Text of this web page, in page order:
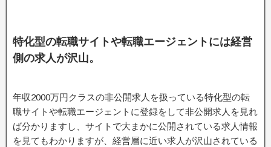
特化型の転職サイトや転職エージェントには経営
側の求人が沢山。
年収2000万円クラスの非公開求人を扱っている特化型の転
職サイトや転職エージェントに登録をして非公開求人を見れ
ば分かりますし、サイトで大まかに公開されている求人情報
を見てもわかりますが、経営層に近い求人が沢山されている